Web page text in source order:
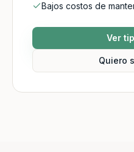
Bajos costos de
Ver
Quiero